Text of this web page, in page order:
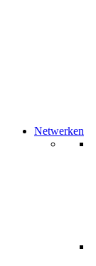
Netwerken